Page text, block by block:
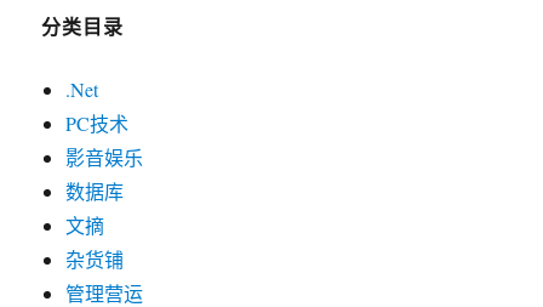
分类目录
.Net
PC技术
影音娱乐
数据库
文摘
杂货铺
管理营运